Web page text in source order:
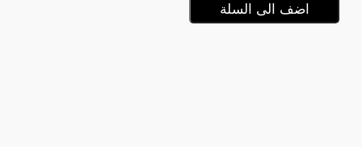
اضف الى السلة